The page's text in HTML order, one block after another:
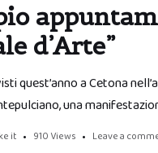
d’Arte”
quest’anno a Cetona
una
it 910 Views Leave a